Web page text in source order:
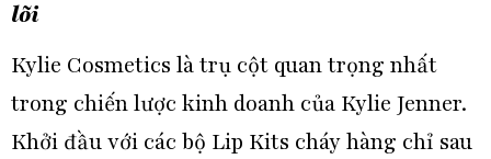
lõi
Kylie Cosmetics là trụ cột quan trọng nhất
trong chiến lược kinh doanh của Kylie Jenner.
Khởi đầu với các bộ Lip Kits cháy hàng chỉ sau